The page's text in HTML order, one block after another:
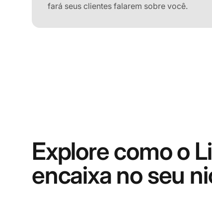
fará seus clientes falarem sobre você.
Explore como o
encaixa no seu